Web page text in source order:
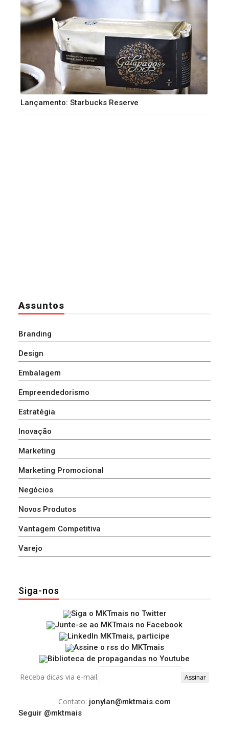
Lançamento: Starbucks Reserve
Assuntos
Branding
Design
Embalagem
Empreendedorismo
Estratégia
Inovação
Marketing
Marketing Promocional
Negócios
Novos Produtos
Vantagem Competitiva
Varejo
Siga-nos
Receba dicas via e-mail:
Contato: jonylan@mktmais.com
Seguir @mktmais